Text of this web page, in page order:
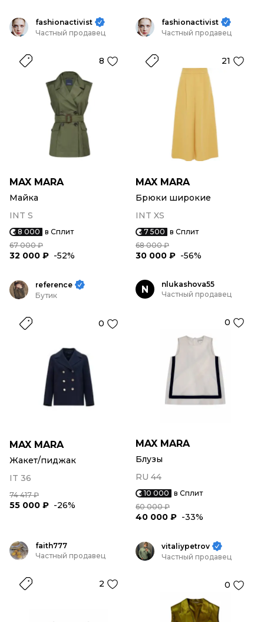
fashionactivist
Частный продавец
8
MAX MARA
Майка
INT S
8 000 в Сплит
67 000 ₽
32 000 ₽ -52%
fashionactivist
Частный продавец
21
MAX MARA
Брюки широкие
INT XS
7 500 в Сплит
68 000 ₽
30 000 ₽ -56%
reference
Бутик
0
MAX MARA
Жакет/пиджак
IT 36
74 417 ₽
55 000 ₽ -26%
N
nlukashova55
Частный продавец
0
MAX MARA
Блузы
RU 44
10 000 в Сплит
60 000 ₽
40 000 ₽ -33%
faith777
Частный продавец
2
vitaliypetrov
Частный продавец
0